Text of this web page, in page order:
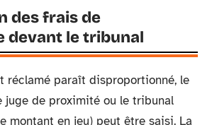
des frais de
devant le tribunal
réclamé paraît disproportionné, le
juge de proximité ou le tribunal
montant en jeu) peut être saisi. La